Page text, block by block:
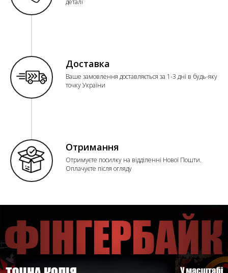
Доставка
Ваше замовлення доставляється за 1-3 дні в будь-яку
точку України
Отримання
Отримуєте посилку на відділенні Нової Пошти.
Оплачуєте після огляду